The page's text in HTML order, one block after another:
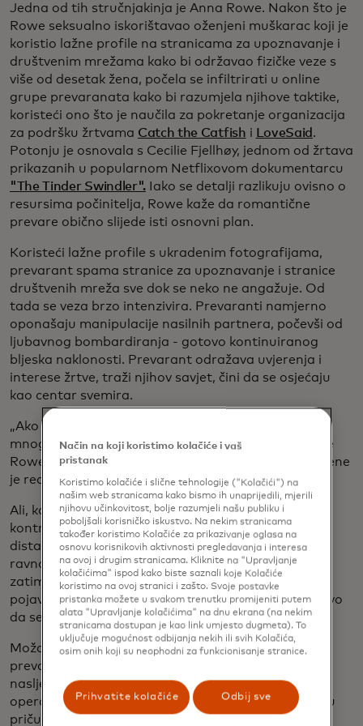
Jedna od tih stručnjakinja je Anna Rowe. Nakon što je
Rowe seksualno iskorištavao oženjeni muškarac koji je
koristio lažne profile na stranicama za upoznavanje i
društvenim mrežama kako bi održavao fizičke veze s
više od desetak žena, počela se infiltrirati u online
grupe prevaranata kako bi razumjela njihove taktike,
koristeći ono što je naučila za pokretanje organizacija
za podršku žrtvama Catch the Catfish i LoveSaid .
Potonju je osnovala s Cecilie Fjellhøy, jednom od žrtava
prikazanih u popularnom Netflixovom dokumentarcu
"The Tinder Swindler".Iako se detalji razlikuju ovisno o
resursima počinitelja, Rowe kaže da romantične
prevare obično slijede isti osnovni plan.
Koristeći lažne profile s ukradenim fotografijama,
prevarant spama stranice za upoznavanje i stranice
društvenih mreža sve dok se neko ne angažuje. Od
tada se veza brzo intenzivira. Prevaranti namjerno
oponašaju manipulacije nasilnih partnera, počevši od
ljubavnog bombardiranja - gotovo kontinuiranog
bljeska naklonosti. Prevarant odražava uvjerenja i
interese žrtve, traži njihov savjet, čini da se osjećaju
kao centar svemira.
„Ako imate nisko samopoštovanje, kao što imaju
mnoge žrtve, osjećaj važnosti je zaista moćan“, kaže
Rowe. „To je kao, 'Neko me konačno shvata'.“ Na mene
je red da budem sretan/sretna.
Ali, kako se veza produbljuje, prevaranti preuzimaju
kontrolu, oscilirajući između gušenja obožavanja,
distanciranja i ljutnje kako bi žrtve držali izvan
ravnoteže. Mogli bi izazvati neslaganje sa žrtvom, a
zatim je proganjati nekoliko dana. Kada se ponovo
pojave, žrtva je obično popustljivija, jer ne želi ponovo
da se osjeća napušteno.
Možda nakon nekoliko mjeseci ili čak godina veze,
prevarant uvodi prvi zahtjev za zajam - da oslobodi
nasljedstvo vezano u trust fondu, da plati hitnu
operaciju, da dođe u posjetu žrtvi - ispreplićući laži u
priču koju su izmislili.
Način na koji koristimo kolačiće i vaš
pristanak
Koristimo kolačiće i slične tehnologije ("Kolačići") na
našim web stranicama kako bismo ih unaprijedili, mjerili
njihovu učinkovitost, bolje razumjeli našu publiku i
poboljšali korisničko iskustvo. Na nekim stranicama
također koristimo Kolačiće za prikazivanje oglasa na
osnovu korisnikovih aktivnosti pregledavanja i interesa
na ovoj i drugim stranicama. Kliknite na "Upravljanje
kolačićima" ispod kako biste saznali koje Kolačiće
koristimo na ovoj stranici i zašto. Svoje postavke
pristanka možete u svakom trenutku promijeniti putem
alata "Upravljanje kolačićima" na dnu ekrana (na nekim
stranicama dostupan je kao link umjesto dugmeta). To
uključuje mogućnost odbijanja nekih ili svih Kolačića,
osim onih koji su neophodni za funkcionisanje stranice.
Prihvatite kolačiće Odbij sve